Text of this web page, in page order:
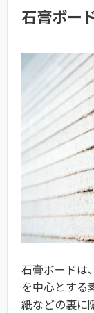
石膏ボー
石膏ボードは
を中心とする
紙などの裏に